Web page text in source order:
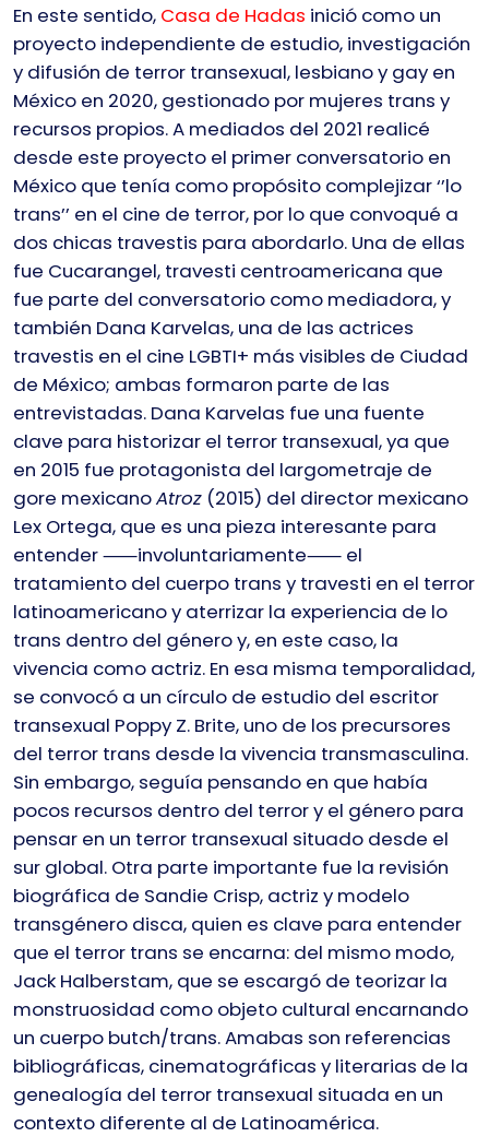
En este sentido, Casa de Hadas inició como un
proyecto independiente de estudio, investigación
y difusión de terror transexual, lesbiano y gay en
México en 2020, gestionado por mujeres trans y
recursos propios. A mediados del 2021 realicé
desde este proyecto el primer conversatorio en
México que tenía como propósito complejizar ‘’lo
trans’’ en el cine de terror, por lo que convoqué a
dos chicas travestis para abordarlo. Una de ellas
fue Cucarangel, travesti centroamericana que
fue parte del conversatorio como mediadora, y
también Dana Karvelas, una de las actrices
travestis en el cine LGBTI+ más visibles de Ciudad
de México; ambas formaron parte de las
entrevistadas. Dana Karvelas fue una fuente
clave para historizar el terror transexual, ya que
en 2015 fue protagonista del largometraje de
gore mexicanoAtroz (2015) del director mexicano
Lex Ortega, que es una pieza interesante para
entender ⸺involuntariamente⸺ el
tratamiento del cuerpo trans y travesti en el terror
latinoamericano y aterrizar la experiencia de lo
trans dentro del género y, en este caso, la
vivencia como actriz. En esa misma temporalidad,
se convocó a un círculo de estudio del escritor
transexual Poppy Z. Brite, uno de los precursores
del terror trans desde la vivencia transmasculina.
Sin embargo, seguía pensando en que había
pocos recursos dentro del terror y el género para
pensar en un terror transexual situado desde el
sur global. Otra parte importante fue la revisión
biográfica de Sandie Crisp, actriz y modelo
transgénero disca, quien es clave para entender
que el terror trans se encarna: del mismo modo,
Jack Halberstam, que se escargó de teorizar la
monstruosidad como objeto cultural encarnando
un cuerpo butch/trans. Amabas son referencias
bibliográficas, cinematográficas y literarias de la
genealogía del terror transexual situada en un
contexto diferente al de Latinoamérica.